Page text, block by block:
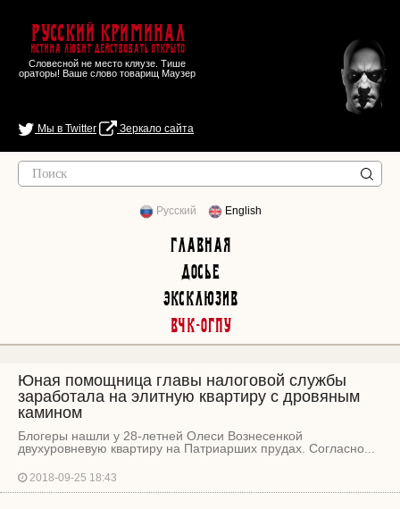
Русский Криминал
Истина любит действовать открыто
Словесной не место кляузе. Тише
ораторы! Ваше слово товарищ Маузер
Мы в Twitter Зеркало сайта
Русский English
Главная
Досье
Эксклюзив
ВЧК-ОГПУ
Юная помощница главы налоговой службы
заработала на элитную квартиру с дровяным
камином
Блогеры нашли у 28-летней Олеси Вознесенкой
двухуровневую квартиру на Патриарших прудах. Согласно...
2018-09-25 18:43